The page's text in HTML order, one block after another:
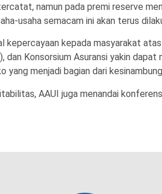
namun pada premi reserve
usaha semacam ini akan terus
kepada masyarakat
Konsorsium Asuransi yakin dapat
menjadi bagian dari
AAUI juga menandai